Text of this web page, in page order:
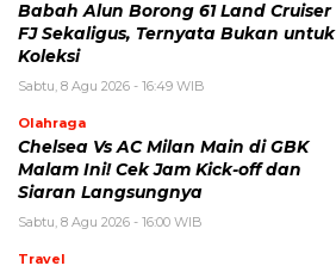
Babah Alun Borong 61 Land Cruiser
FJ Sekaligus, Ternyata Bukan untuk
Koleksi
Sabtu, 8 Agu 2026 - 16:49 WIB
Olahraga
Chelsea Vs AC Milan Main di GBK
Malam Ini! Cek Jam Kick-off dan
Siaran Langsungnya
Sabtu, 8 Agu 2026 - 16:00 WIB
Travel